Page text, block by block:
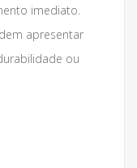
imediato.
apresentar
ou